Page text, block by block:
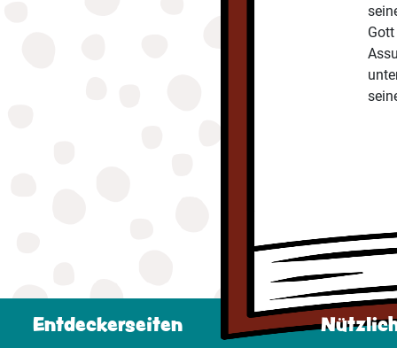
Entdeckerseiten